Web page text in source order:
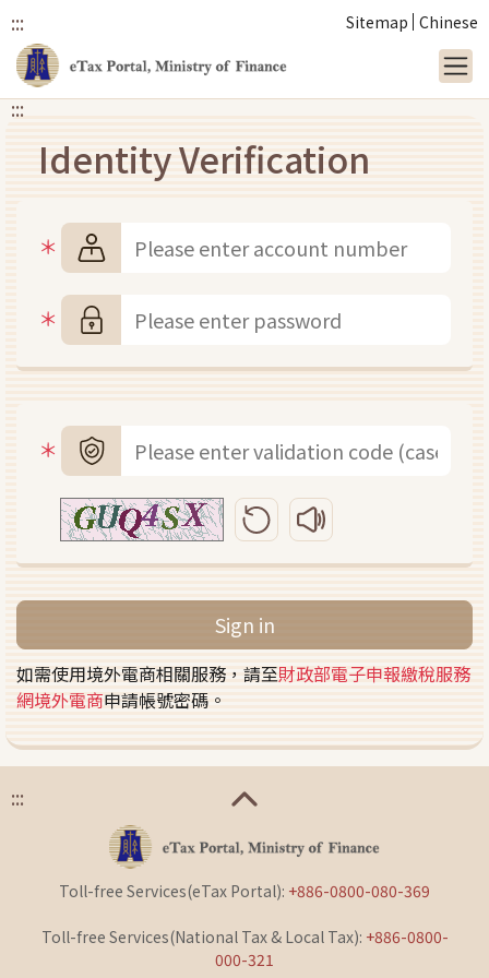
Link to main content
::: Sitemap Chinese
:::
Identity Verification
Account number
Password
Validation Code
Refresh validation code
Play validation code
Sign in
如需使用境外電商相關服務，請至財政部電子申報繳稅服務
網境外電商申請帳號密碼。
:::
Toll-free Services(eTax Portal): +886-0800-080-369
Toll-free Services(National Tax & Local Tax): +886-0800-
000-321